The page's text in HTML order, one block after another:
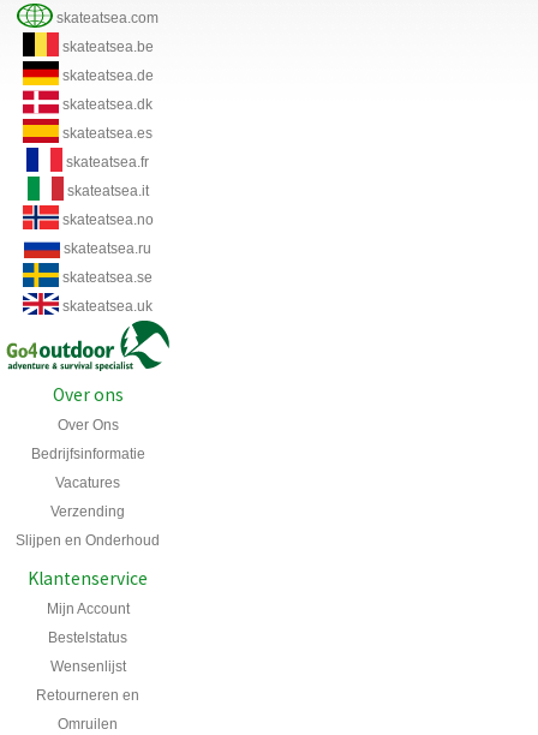
skateatsea.com
skateatsea.be
skateatsea.de
skateatsea.dk
skateatsea.es
skateatsea.fr
skateatsea.it
skateatsea.no
skateatsea.ru
skateatsea.se
skateatsea.uk
Over ons
Over Ons
Bedrijfsinformatie
Vacatures
Verzending
Slijpen en Onderhoud
Klantenservice
Mijn Account
Bestelstatus
Wensenlijst
Retourneren en
Omruilen